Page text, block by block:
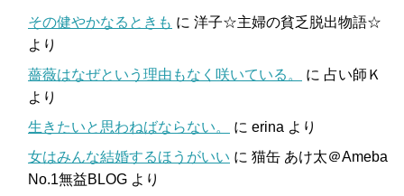
その健やかなるときも に 洋子☆主婦の貧乏脱出物語☆
より
薔薇はなぜという理由もなく咲いている。
に 占い師Ｋ
より
生きたいと思わねばならない。
に erina より
女はみんな結婚するほうがいい に 猫缶 あけ太＠Ameba
No.1無益BLOG より